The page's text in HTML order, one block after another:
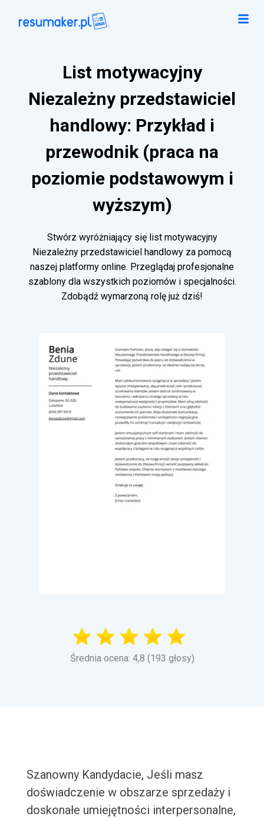
List motywacyjny
Niezależny przedstawiciel
handlowy: Przykład i
przewodnik (praca na
poziomie podstawowym i
wyższym)
Stwórz wyróżniający się list motywacyjny
Niezależny przedstawiciel handlowy za pomocą
naszej platformy online. Przeglądaj profesjonalne
szablony dla wszystkich poziomów i specjalności.
Zdobądź wymarzoną rolę już dziś!
Średnia ocena: 4,8 (193 głosy)
Szanowny Kandydacie, Jeśli masz
doświadczenie w obszarze sprzedaży i
doskonałe umiejętności interpersonalne,